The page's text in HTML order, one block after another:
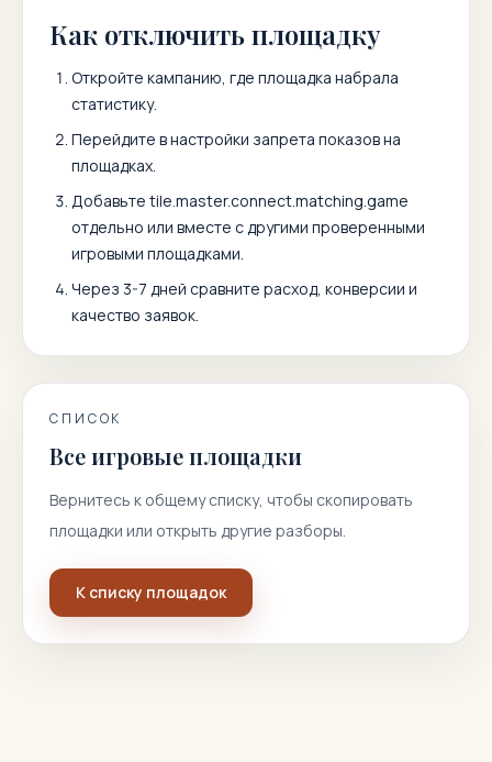
Как отключить площадку
Откройте кампанию, где площадка набрала
статистику.
Перейдите в настройки запрета показов на
площадках.
Добавьте tile.master.connect.matching.game
отдельно или вместе с другими проверенными
игровыми площадками.
Через 3-7 дней сравните расход, конверсии и
качество заявок.
СПИСОК
Все игровые площадки
Вернитесь к общему списку, чтобы скопировать
площадки или открыть другие разборы.
К списку площадок